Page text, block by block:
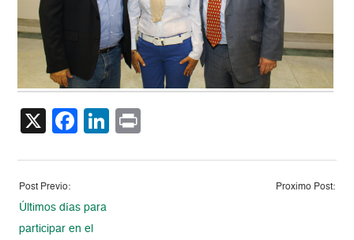
X Facebook
LinkedIn
Post Previo:
Últimos días para
participar en el
Proximo Post: